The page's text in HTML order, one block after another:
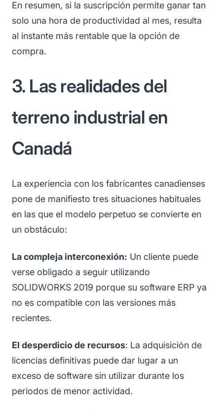
En resumen, si la suscripción permite ganar tan
solo una hora de productividad al mes, resulta
al instante más rentable que la opción de
compra.
3. Las realidades del
terreno industrial en
Canadá
La experiencia con los fabricantes canadienses
pone de manifiesto tres situaciones habituales
en las que el modelo perpetuo se convierte en
un obstáculo:
La compleja interconexión: Un cliente puede
verse obligado a seguir utilizando
SOLIDWORKS 2019 porque su software ERP ya
no es compatible con las versiones más
recientes.
El desperdicio de recursos: La adquisición de
licencias definitivas puede dar lugar a un
exceso de software sin utilizar durante los
periodos de menor actividad.